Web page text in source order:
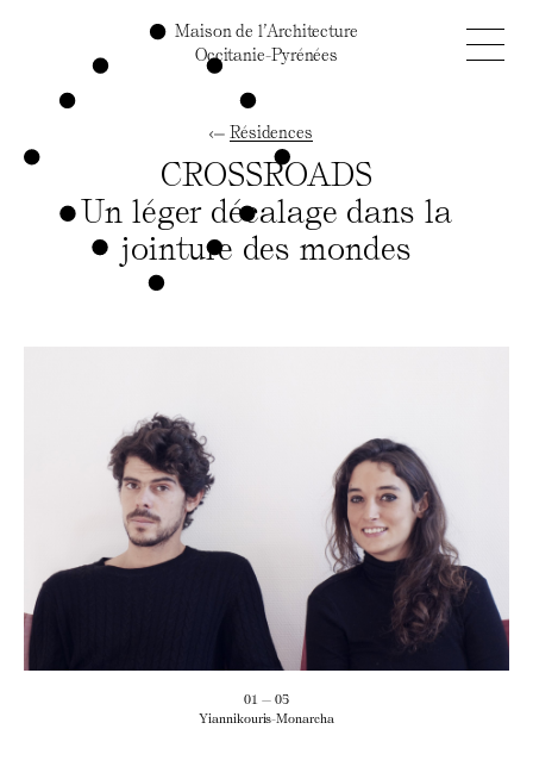
Maison de l’Architecture
Occitanie-Pyrénées
Résidences
CROSSROADS
Un léger décalage dans la
jointure des mondes
01 — 05
Yiannikouris-Monarcha